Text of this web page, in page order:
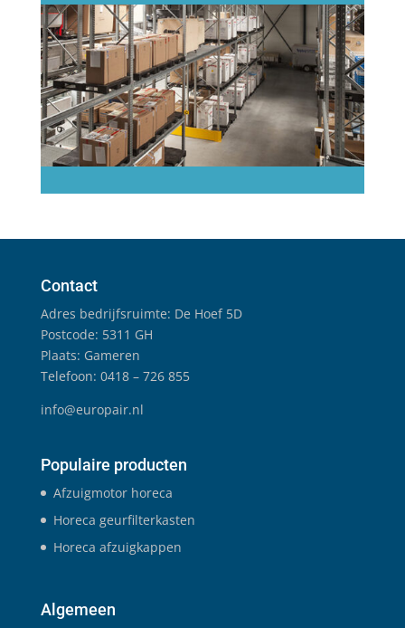
Contact
Adres bedrijfsruimte: De Hoef 5D
Postcode: 5311 GH
Plaats: Gameren
Telefoon: 0418 – 726 855
info@europair.nl
Populaire producten
Afzuigmotor horeca
Horeca geurfilterkasten
Horeca afzuigkappen
Algemeen